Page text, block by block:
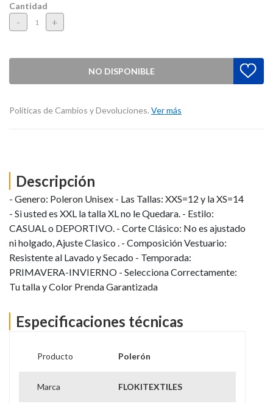
Cantidad
- +
NO DISPONIBLE
Políticas de Cambios y Devoluciones. Ver más
Descripción
- Genero: Poleron Unisex - Las Tallas: XXS=12 y la XS=14
- Si usted es XXL la talla XL no le Quedara. - Estilo:
CASUAL o DEPORTIVO. - Corte Clásico: No es ajustado
ni holgado, Ajuste Clasico . - Composición Vestuario:
Resistente al Lavado y Secado - Temporada:
PRIMAVERA-INVIERNO - Selecciona Correctamente:
Tu talla y Color Prenda Garantizada
Especificaciones técnicas
Producto Polerón
Marca FLOKITEXTILES